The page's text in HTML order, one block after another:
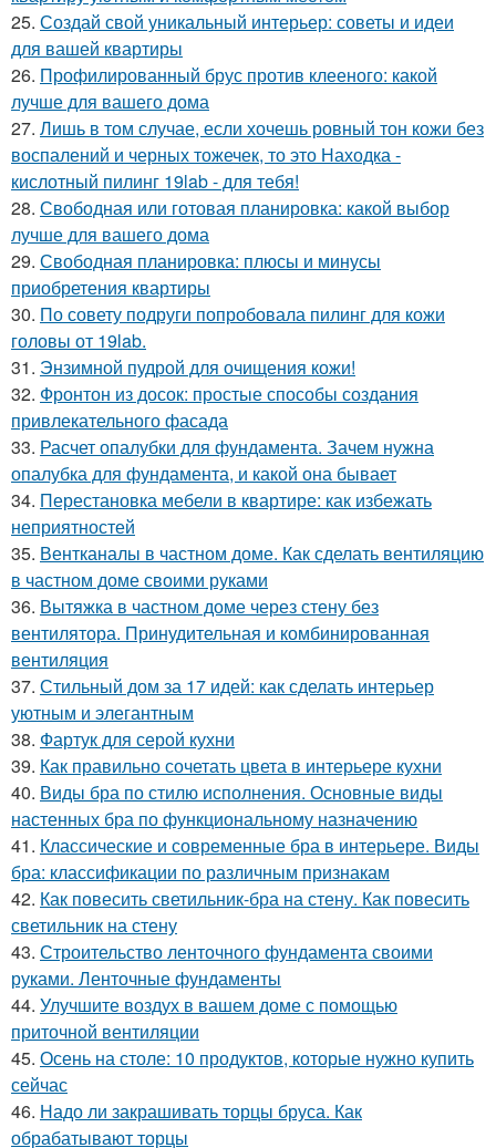
25. Создай свой уникальный интерьер: советы и идеи
для вашей квартиры
26. Профилированный брус против клееного: какой
лучше для вашего дома
27. Лишь в том случае, если хочешь ровный тон кожи без
воспалений и черных тожечек, то это Находка -
кислотный пилинг 19lab - для тебя!
28. Свободная или готовая планировка: какой выбор
лучше для вашего дома
29. Свободная планировка: плюсы и минусы
приобретения квартиры
30. По совету подруги попробовала пилинг для кожи
головы от 19lab.
31. Энзимной пудрой для очищения кожи!
32. Фронтон из досок: простые способы создания
привлекательного фасада
33. Расчет опалубки для фундамента. Зачем нужна
опалубка для фундамента, и какой она бывает
34. Перестановка мебели в квартире: как избежать
неприятностей
35. Вентканалы в частном доме. Как сделать вентиляцию
в частном доме своими руками
36. Вытяжка в частном доме через стену без
вентилятора. Принудительная и комбинированная
вентиляция
37. Стильный дом за 17 идей: как сделать интерьер
уютным и элегантным
38. Фартук для серой кухни
39. Как правильно сочетать цвета в интерьере кухни
40. Виды бра по стилю исполнения. Основные виды
настенных бра по функциональному назначению
41. Классические и современные бра в интерьере. Виды
бра: классификации по различным признакам
42. Как повесить светильник-бра на стену. Как повесить
светильник на стену
43. Строительство ленточного фундамента своими
руками. Ленточные фундаменты
44. Улучшите воздух в вашем доме с помощью
приточной вентиляции
45. Осень на столе: 10 продуктов, которые нужно купить
сейчас
46. Надо ли закрашивать торцы бруса. Как
обрабатывают торцы